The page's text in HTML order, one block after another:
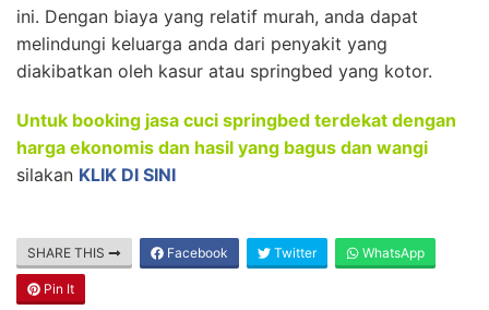
ini. Dengan biaya yang relatif murah, anda dapat
melindungi keluarga anda dari penyakit yang
diakibatkan oleh kasur atau springbed yang kotor.
Untuk booking jasa cuci springbed terdekat dengan
harga ekonomis dan hasil yang bagus dan wangi
silakan KLIK DI SINI
SHARE THIS Facebook Twitter WhatsApp
Pin It